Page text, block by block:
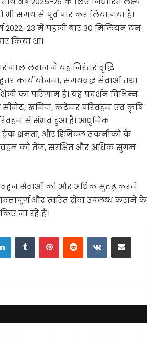
समय से पूर्व पार कर लिया गया है।
2022-23 में पहली बार 30 मिलियन टन
किया था।
माल लदान में यह निरंतर वृद्धि
कार्य योजना, समयबद्ध सेवाओं तथा
का परिणाम है। यह प्रदर्शन विभिन्न
सीमेंट, खनिज, कंटेनर परिवहन एवं कृषि
से संभव हुआ है। आधुनिक
ट्रैक क्षमता, और डिजिटल तकनीकों के
को तेज, संरक्षित और अधिक सुगम
सेवाओं को और अधिक सुदृढ़ करने
और त्वरित सेवा उपलब्ध कराने के
जा रहे हैं।
LinkedInTumblrPinterestReddit VKontakteShare via Email